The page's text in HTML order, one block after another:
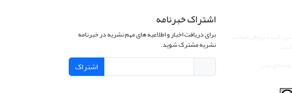
اشتراک خبرنامه
برای دریافت اخبار و اطلاعیه های مهم نشریه در خبرنامه
نشریه مشترک شوید.
اشتراک